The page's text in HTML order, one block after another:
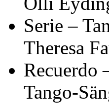
Serie –
Theresa
Recuerdo
Tango-